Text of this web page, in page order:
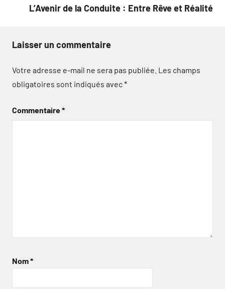
L’Avenir de la Conduite : Entre Rêve et Réalité
Laisser un commentaire
Votre adresse e-mail ne sera pas publiée. Les champs
obligatoires sont indiqués avec*
Commentaire*
Nom*